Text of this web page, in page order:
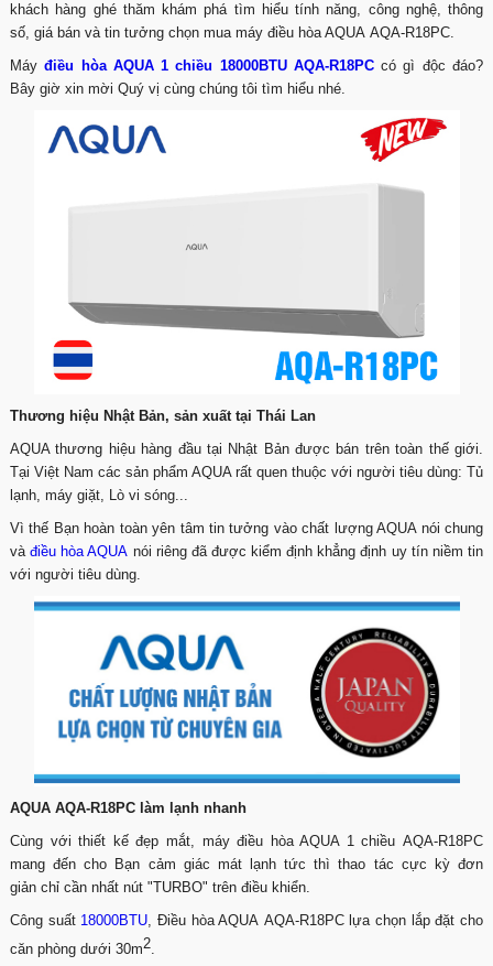
khách hàng ghé thăm khám phá tìm hiểu tính năng, công nghệ, thông
số, giá bán và tin tưởng chọn mua máy điều hòa AQUA AQA-R18PC.
Máyđiều hòa AQUA 1 chiều 18000BTU AQA-R18PCcó gì độc đáo?
Bây giờ xin mời Quý vị cùng chúng tôi tìm hiểu nhé.
Thương hiệu Nhật Bản, sản xuất tại Thái Lan
AQUA thương hiệu hàng đầu tại Nhật Bản được bán trên toàn thế giới.
Tại Việt Nam các sản phẩm AQUA rất quen thuộc với người tiêu dùng: Tủ
lạnh, máy giặt, Lò vi sóng...
Vì thế Bạn hoàn toàn yên tâm tin tưởng vào chất lượng AQUA nói chung
vàđiều hòa AQUA nói riêng đã được kiểm định khẳng định uy tín niềm tin
với người tiêu dùng.
AQUA AQA-R18PC làm lạnh nhanh
Cùng với thiết kế đẹp mắt, máy điều hòa AQUA 1 chiều AQA-R18PC
mang đến cho Bạn cảm giác mát lạnh tức thì thao tác cực kỳ đơn
giản chỉ cần nhất nút "TURBO" trên điều khiển.
Công suất 18000BTU, Điều hòa AQUA AQA-R18PC lựa chọn lắp đặt cho
căn phòng dưới 30m2.